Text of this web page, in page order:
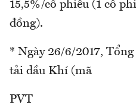
15,5%/cổ phiếu (1 cổ
đồng).
* Ngày 26/6/2017,
tải dầu Khí (mã
PVT